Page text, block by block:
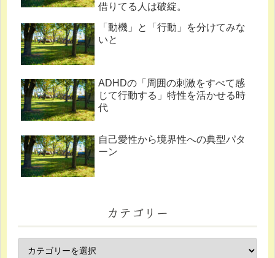
借りてる人は破綻。
「動機」と「行動」を分けてみな
いと
ADHDの「周囲の刺激をすべて感
じて行動する」特性を活かせる時
代
自己愛性から境界性への典型パタ
ーン
カテゴリー